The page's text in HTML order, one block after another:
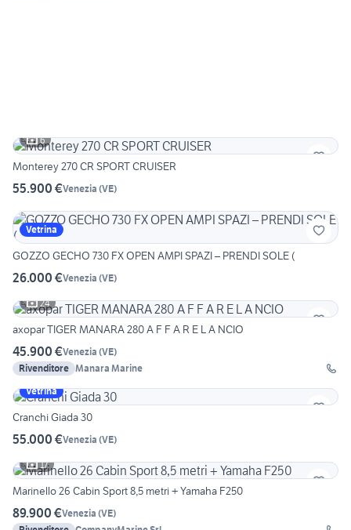
6
Monterey 270 CR SPORT CRUISER
55.900 €Venezia (VE)
Vetrina
GOZZO GECHO 730 FX OPEN AMPI SPAZI – PRENDI SOLE (
26.000 €Venezia (VE)
24
axopar TIGER MANARA 280 A F F A R E L A NCIO
45.900 €Venezia (VE)
Rivenditore Manara Marine
Vetrina
Cranchi Giada 30
55.000 €Venezia (VE)
17
Marinello 26 Cabin Sport 8,5 metri + Yamaha F250
89.900 €Venezia (VE)